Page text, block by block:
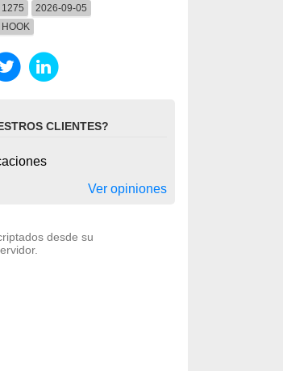
1275
2026-09-05
HOOK
CLIENTES?
Ver opiniones
desde su